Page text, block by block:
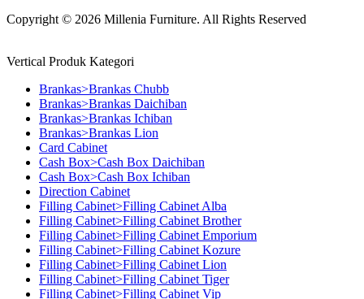
Copyright © 2026 Millenia Furniture. All Rights Reserved
Vertical Produk Kategori
Brankas>Brankas Chubb
Brankas>Brankas Daichiban
Brankas>Brankas Ichiban
Brankas>Brankas Lion
Card Cabinet
Cash Box>Cash Box Daichiban
Cash Box>Cash Box Ichiban
Direction Cabinet
Filling Cabinet>Filling Cabinet Alba
Filling Cabinet>Filling Cabinet Brother
Filling Cabinet>Filling Cabinet Emporium
Filling Cabinet>Filling Cabinet Kozure
Filling Cabinet>Filling Cabinet Lion
Filling Cabinet>Filling Cabinet Tiger
Filling Cabinet>Filling Cabinet Vip